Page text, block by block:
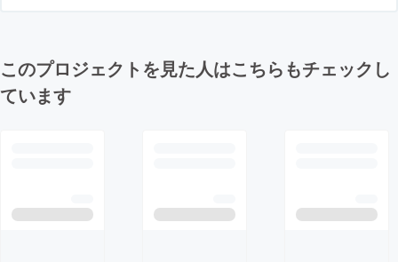
このプロジェクトを見た人はこちらもチェックし
ています